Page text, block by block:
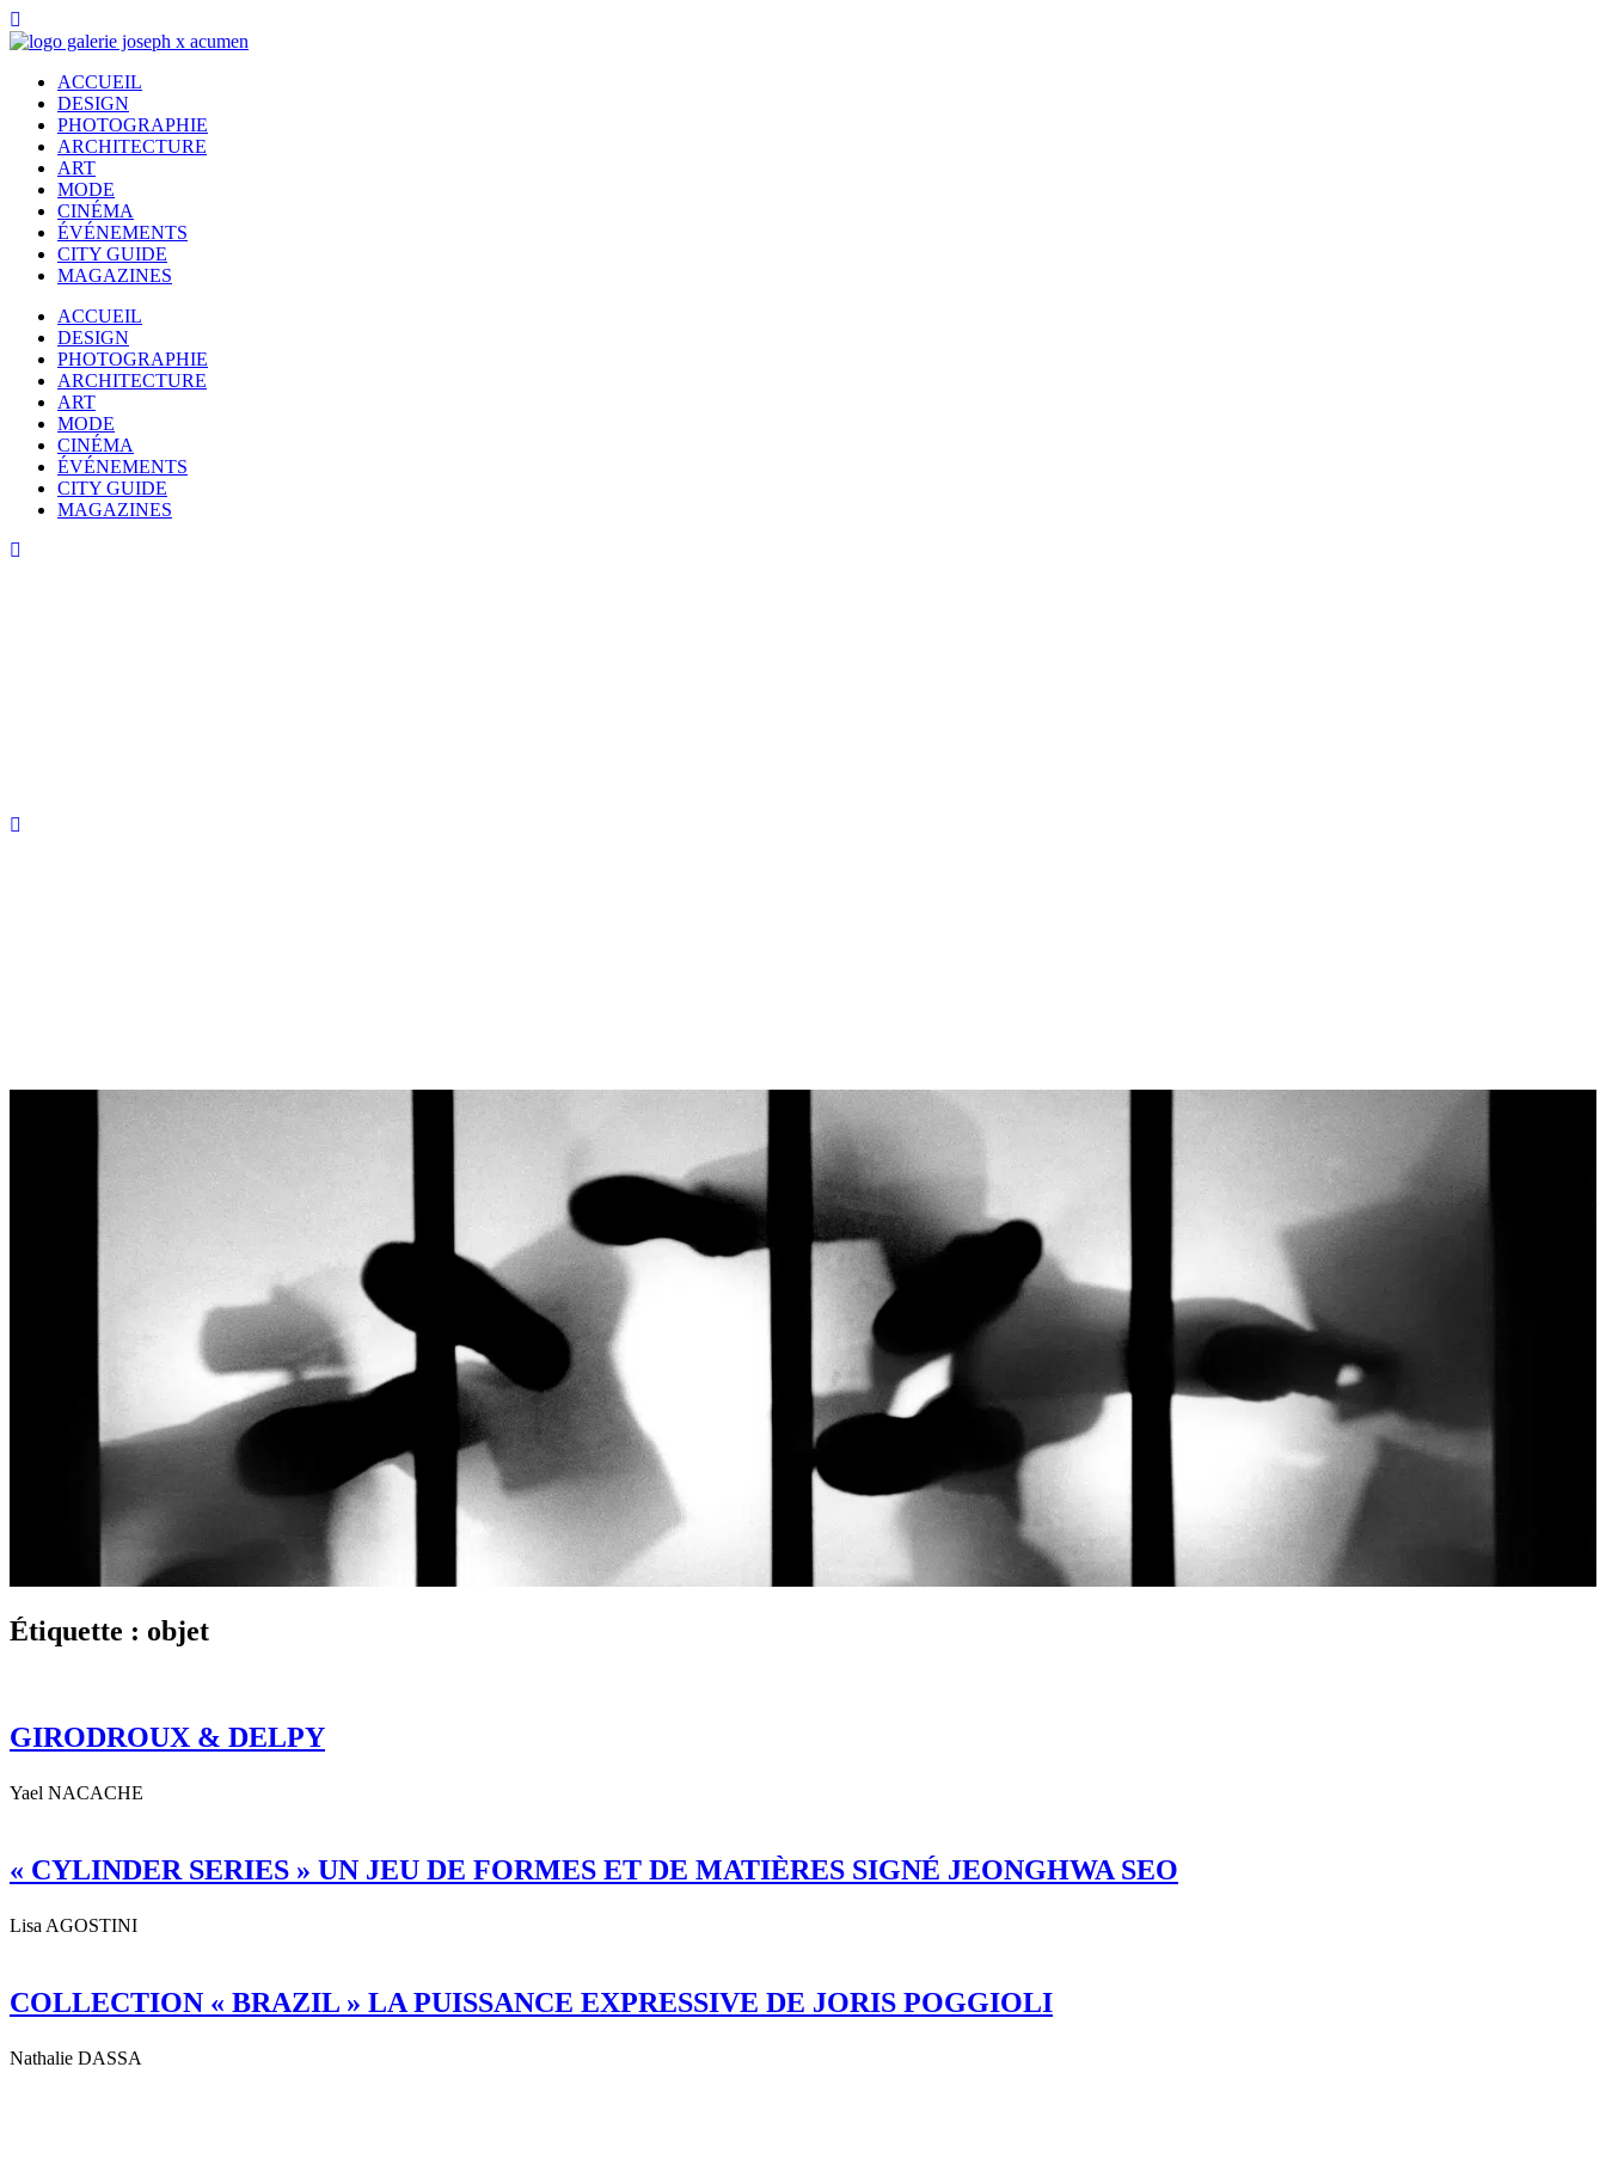
ACCUEIL
DESIGN
PHOTOGRAPHIE
ARCHITECTURE
ART
MODE
CINÉMA
ÉVÉNEMENTS
CITY GUIDE
MAGAZINES
ACCUEIL
DESIGN
PHOTOGRAPHIE
ARCHITECTURE
ART
MODE
CINÉMA
ÉVÉNEMENTS
CITY GUIDE
MAGAZINES
Étiquette : objet
GIRODROUX & DELPY
Yael NACACHE
« CYLINDER SERIES » UN JEU DE FORMES ET DE MATIÈRES SIGNÉ JEONGHWA SEO
Lisa AGOSTINI
COLLECTION « BRAZIL » LA PUISSANCE EXPRESSIVE DE JORIS POGGIOLI
Nathalie DASSA